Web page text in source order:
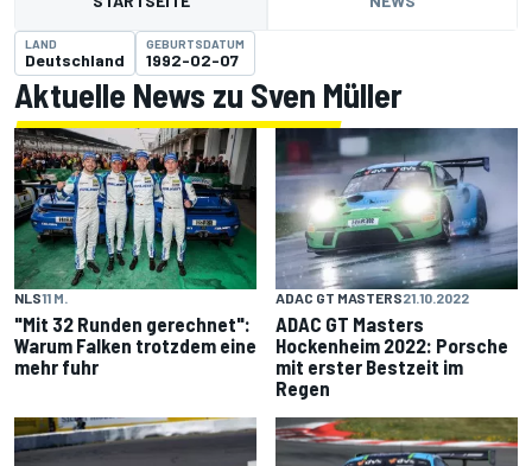
LAND
Deutschland
GEBURTSDATUM
1992-02-07
Aktuelle News zu Sven Müller
NLS11 M.
"Mit 32 Runden gerechnet":
Warum Falken trotzdem eine
mehr fuhr
ADAC GT MASTERS21.10.2022
ADAC GT Masters
Hockenheim 2022: Porsche
mit erster Bestzeit im
Regen